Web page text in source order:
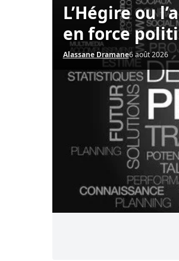
L’Hégire ou
en force
Alassane Dramane6 août 2026